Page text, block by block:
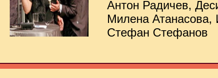
Антон Радичев,
Милена Атанасова,
Стефан Стефанов